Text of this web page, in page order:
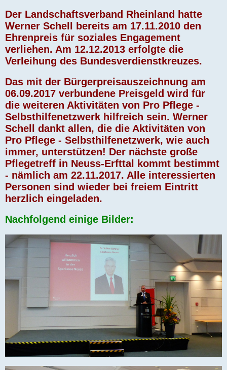
Der Landschaftsverband Rheinland hatte
Werner Schell bereits am 17.11.2010 den
Ehrenpreis für soziales Engagement
verliehen. Am 12.12.2013 erfolgte die
Verleihung des Bundesverdienstkreuzes.
Das mit der Bürgerpreisauszeichnung am
06.09.2017 verbundene Preisgeld wird für
die weiteren Aktivitäten von Pro Pflege -
Selbsthilfenetzwerk hilfreich sein. Werner
Schell dankt allen, die die Aktivitäten von
Pro Pflege - Selbsthilfenetzwerk, wie auch
immer, unterstützen! Der nächste große
Pflegetreff in Neuss-Erfttal kommt bestimmt
- nämlich am 22.11.2017. Alle interessierten
Personen sind wieder bei freiem Eintritt
herzlich eingeladen.
Nachfolgend einige Bilder: